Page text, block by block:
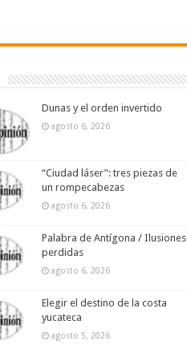
Dunas y el orden invertido
agosto 6, 2026
“Ciudad láser”: tres piezas de
un rompecabezas
agosto 6, 2026
Palabra de Antígona / Ilusiones
perdidas
agosto 6, 2026
Elegir el destino de la costa
yucateca
agosto 5, 2026